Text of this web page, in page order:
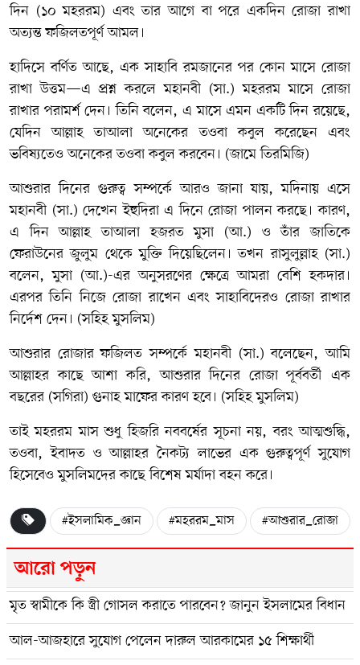
দিন (১০ মহররম) এবং তার আগে বা পরে একদিন রোজা রাখা
অত্যন্ত ফজিলতপূর্ণ আমল।
হাদিসে বর্ণিত আছে, এক সাহাবি রমজানের পর কোন মাসে রোজা
রাখা উত্তম—এ প্রশ্ন করলে মহানবী (সা.) মহররম মাসে রোজা
রাখার পরামর্শ দেন। তিনি বলেন, এ মাসে এমন একটি দিন রয়েছে,
যেদিন আল্লাহ তাআলা অনেকের তওবা কবুল করেছেন এবং
ভবিষ্যতেও অনেকের তওবা কবুল করবেন। (জামে তিরমিজি)
আশুরার দিনের গুরুত্ব সম্পর্কে আরও জানা যায়, মদিনায় এসে
মহানবী (সা.) দেখেন ইহুদিরা এ দিনে রোজা পালন করছে। কারণ,
এ দিন আল্লাহ তাআলা হজরত মুসা (আ.) ও তাঁর জাতিকে
ফেরাউনের জুলুম থেকে মুক্তি দিয়েছিলেন। তখন রাসুলুল্লাহ (সা.)
বলেন, মুসা (আ.)-এর অনুসরণের ক্ষেত্রে আমরা বেশি হকদার।
এরপর তিনি নিজে রোজা রাখেন এবং সাহাবিদেরও রোজা রাখার
নির্দেশ দেন। (সহিহ মুসলিম)
আশুরার রোজার ফজিলত সম্পর্কে মহানবী (সা.) বলেছেন, আমি
আল্লাহর কাছে আশা করি, আশুরার দিনের রোজা পূর্ববর্তী এক
বছরের (সগিরা) গুনাহ মাফের কারণ হবে। (সহিহ মুসলিম)
তাই মহররম মাস শুধু হিজরি নববর্ষের সূচনা নয়, বরং আত্মশুদ্ধি,
তওবা, ইবাদত ও আল্লাহর নৈকট্য লাভের এক গুরুত্বপূর্ণ সুযোগ
হিসেবেও মুসলিমদের কাছে বিশেষ মর্যাদা বহন করে।
#ইসলামিক_জ্ঞান #মহররম_মাস #আশুরার_রোজা
আরো পড়ুন
মৃত স্বামীকে কি স্ত্রী গোসল করাতে পারবেন? জানুন ইসলামের বিধান
আল-আজহারে সুযোগ পেলেন দারুল আরকামের ১৫ শিক্ষার্থী